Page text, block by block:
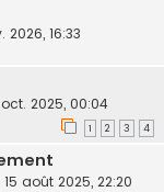
2026, 16:33
oct. 2025, 00:04
1 2 3 4
15 août 2025, 22:20